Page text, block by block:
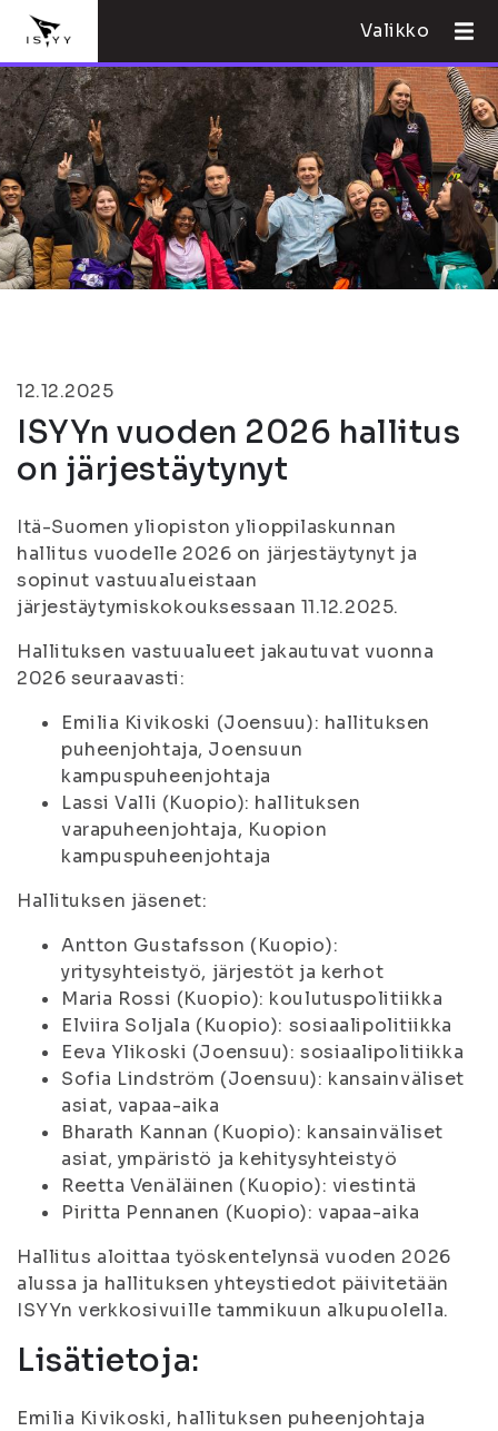
Valikko
12.12.2025
ISYYn vuoden 2026 hallitus
on järjestäytynyt
Itä-Suomen yliopiston ylioppilaskunnan
hallitus vuodelle 2026 on järjestäytynyt ja
sopinut vastuualueistaan
järjestäytymiskokouksessaan 11.12.2025.
Hallituksen vastuualueet jakautuvat vuonna
2026 seuraavasti:
Emilia Kivikoski (Joensuu): hallituksen
puheenjohtaja, Joensuun
kampuspuheenjohtaja
Lassi Valli (Kuopio): hallituksen
varapuheenjohtaja, Kuopion
kampuspuheenjohtaja
Hallituksen jäsenet:
Antton Gustafsson (Kuopio):
yritysyhteistyö, järjestöt ja kerhot
Maria Rossi (Kuopio): koulutuspolitiikka
Elviira Soljala (Kuopio): sosiaalipolitiikka
Eeva Ylikoski (Joensuu): sosiaalipolitiikka
Sofia Lindström (Joensuu): kansainväliset
asiat, vapaa-aika
Bharath Kannan (Kuopio): kansainväliset
asiat, ympäristö ja kehitysyhteistyö
Reetta Venäläinen (Kuopio): viestintä
Piritta Pennanen (Kuopio): vapaa-aika
Hallitus aloittaa työskentelynsä vuoden 2026
alussa ja hallituksen yhteystiedot päivitetään
ISYYn verkkosivuille tammikuun alkupuolella.
Lisätietoja:
Emilia Kivikoski, hallituksen puheenjohtaja